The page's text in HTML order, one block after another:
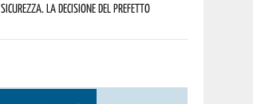
sicurezza. La decisione del Prefetto